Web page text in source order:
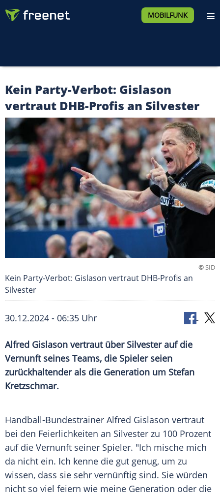
MOBILFUNK
Kein Party-Verbot: Gislason
vertraut DHB-Profis an Silvester
©SID
Kein Party-Verbot: Gislason vertraut DHB-Profis an
Silvester
30.12.2024 - 06:35 Uhr
Alfred Gislason vertraut über Silvester auf die
Vernunft seines Teams, die Spieler seien
zurückhaltender als die Generation um Stefan
Kretzschmar.
Handball-Bundestrainer Alfred Gislason vertraut
bei den Feierlichkeiten an Silvester zu 100 Prozent
auf die Vernunft seiner Spieler. "Ich mische mich
da nicht ein. Ich kenne die gut genug, um zu
wissen, dass sie sehr vernünftig sind. Sie würden
nicht so viel feiern wie meine Generation oder die